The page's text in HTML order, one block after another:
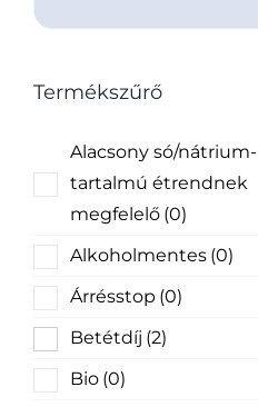
Termékszűrő
Alacsony só/nátrium-
tartalmú étrendnek
megfelelő (0)
Alkoholmentes (0)
Árrésstop (0)
Betétdíj (2)
Bio (0)